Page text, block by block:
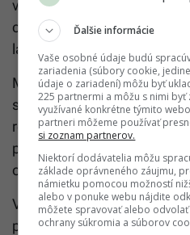
všetko, čo predstavuje
chute, vône, čerstvé
láskou pripravuje do jedál.
Menu je venované
si môžeš dať na akýkoľvek
rezance, curry, závitky
priestory sú jedinečné,
odkaz na pouličné
V závislosti od prevádzky
približne 1 200 jedál.
Ďalšie informácie
Vaše osobné údaje budú
zariadenia (súbory cookie,
údaje o zariadení) môžu byť
225 partnermi a môžu s nimi
využívané konkrétne týmito
partneri môžeme používať
si zoznam partnerov.
Niektorí dodávatelia môžu
základe oprávneného záujmu,
námietku pomocou možností
alebo v ponuke webu nájdite
môžete spravovať alebo odvolať
ochrany súkromia a súborov